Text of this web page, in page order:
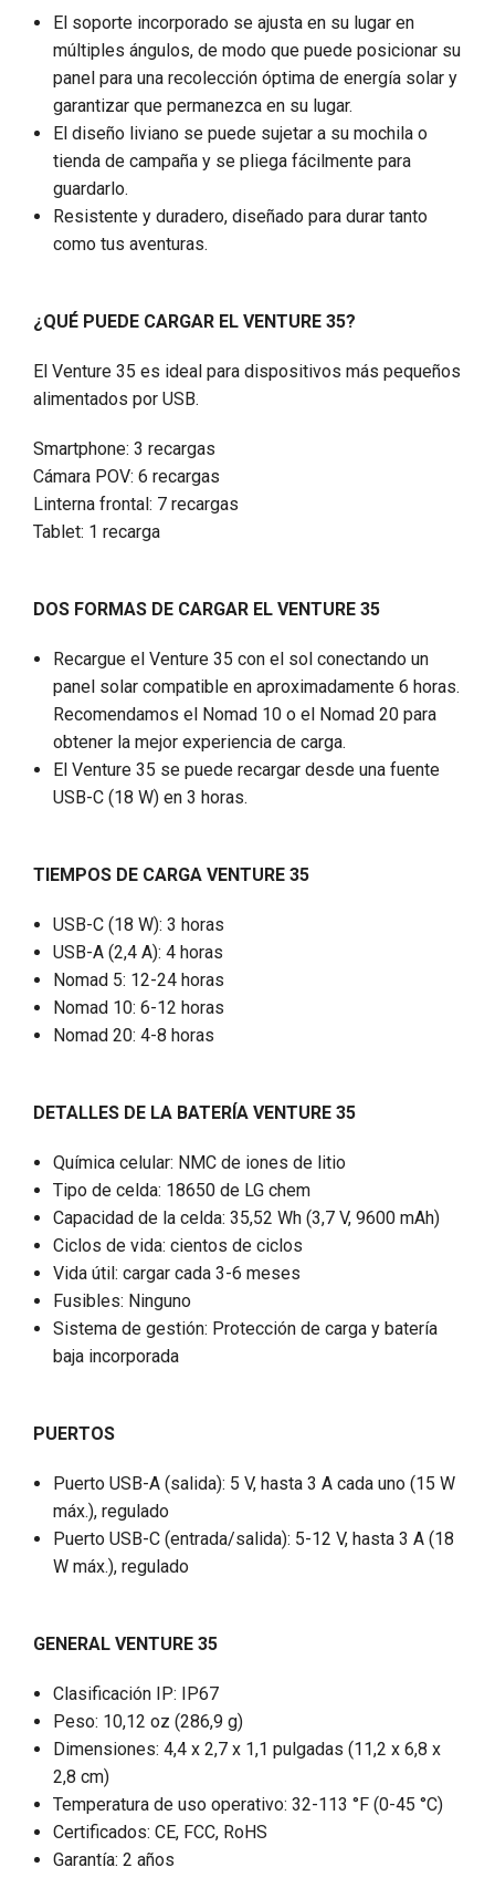
El soporte incorporado se ajusta en su lugar en
múltiples ángulos, de modo que puede posicionar su
panel para una recolección óptima de energía solar y
garantizar que permanezca en su lugar.
El diseño liviano se puede sujetar a su mochila o
tienda de campaña y se pliega fácilmente para
guardarlo.
Resistente y duradero, diseñado para durar tanto
como tus aventuras.
¿QUÉ PUEDE CARGAR EL VENTURE 35?
El Venture 35 es ideal para dispositivos más pequeños
alimentados por USB.
Smartphone: 3 recargas
Cámara POV: 6 recargas
Linterna frontal: 7 recargas
Tablet: 1 recarga
DOS FORMAS DE CARGAR EL VENTURE 35
Recargue el Venture 35 con el sol conectando un
panel solar compatible en aproximadamente 6 horas.
Recomendamos el Nomad 10 o el Nomad 20 para
obtener la mejor experiencia de carga.
El Venture 35 se puede recargar desde una fuente
USB-C (18 W) en 3 horas.
TIEMPOS DE CARGA VENTURE 35
USB-C (18 W): 3 horas
USB-A (2,4 A): 4 horas
Nomad 5: 12-24 horas
Nomad 10: 6-12 horas
Nomad 20: 4-8 horas
DETALLES DE LA BATERÍA VENTURE 35
Química celular: NMC de iones de litio
Tipo de celda: 18650 de LG chem
Capacidad de la celda: 35,52 Wh (3,7 V, 9600 mAh)
Ciclos de vida: cientos de ciclos
Vida útil: cargar cada 3-6 meses
Fusibles: Ninguno
Sistema de gestión: Protección de carga y batería
baja incorporada
PUERTOS
Puerto USB-A (salida): 5 V, hasta 3 A cada uno (15 W
máx.), regulado
Puerto USB-C (entrada/salida): 5-12 V, hasta 3 A (18
W máx.), regulado
GENERAL VENTURE 35
Clasificación IP: IP67
Peso: 10,12 oz (286,9 g)
Dimensiones: 4,4 x 2,7 x 1,1 pulgadas (11,2 x 6,8 x
2,8 cm)
Temperatura de uso operativo: 32-113 °F (0-45 °C)
Certificados: CE, FCC, RoHS
Garantía: 2 años